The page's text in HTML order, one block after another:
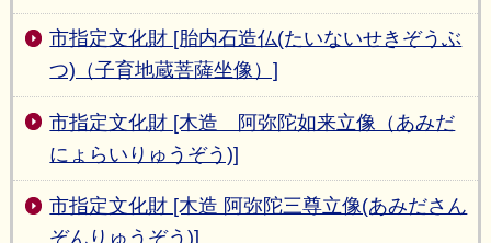
市指定文化財 [胎内石造仏(たいないせきぞうぶ
つ)（子育地蔵菩薩坐像）]
市指定文化財 [木造 阿弥陀如来立像（あみだ
にょらいりゅうぞう)]
市指定文化財 [木造 阿弥陀三尊立像(あみださん
ぞんりゅうぞう)]